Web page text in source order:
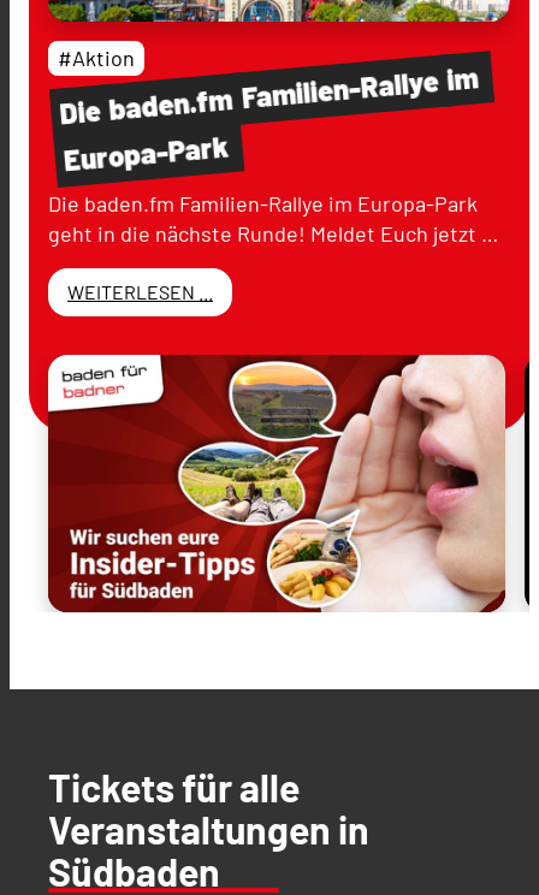
Diebaden.fmFamilien-Rallyeim
Europa-Park
#Aktion
Die baden.fm Familien-Rallye im Europa-Park
geht in die nächste Runde! Meldet Euch jetzt …
WEITERLESEN ...
Tickets für alle
Veranstaltungen in
Südbaden